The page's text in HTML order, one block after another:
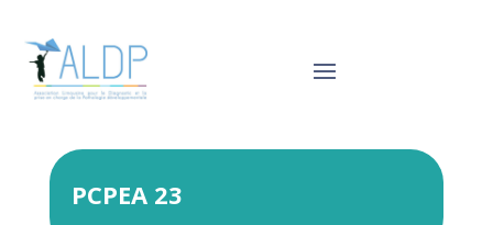
PCPEA 23